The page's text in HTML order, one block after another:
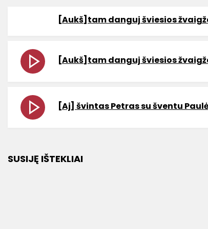
[Aukš]tam danguj šviesios
[Aukš]tam danguj šviesios
[Aj] švintas Petras su šventu
SUSIJĘ IŠTEKLIAI